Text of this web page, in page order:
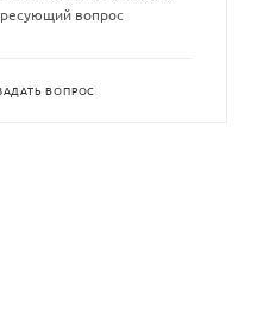
вопрос
ВОПРОС